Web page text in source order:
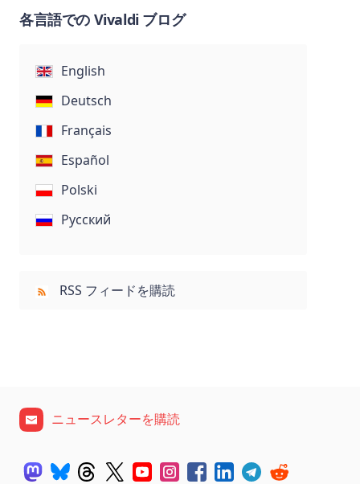
各言語での Vivaldi ブログ
English
Deutsch
Français
Español
Polski
Русский
RSS フィードを購読
ニュースレターを購読